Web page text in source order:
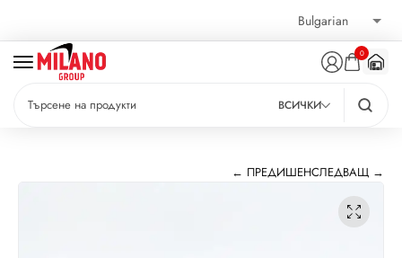
0
ВСИЧКИ
← ПРЕДИШЕНСЛЕДВАЩ →